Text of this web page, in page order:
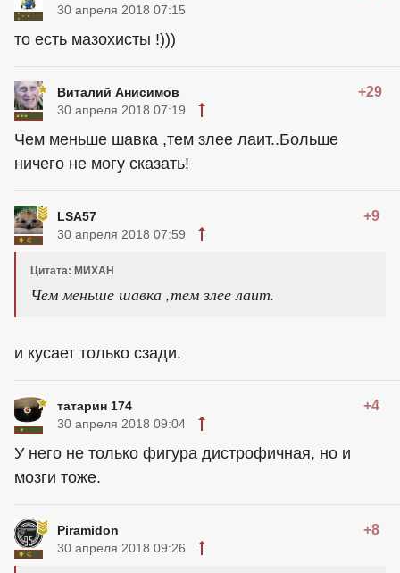
30 апреля 2018 07:15
то есть мазохисты !)))
Виталий Анисимов +29
30 апреля 2018 07:19
Чем меньше шавка ,тем злее лаит..Больше
ничего не могу сказать!
LSA57 +9
30 апреля 2018 07:59
Цитата: МИХАН
Чем меньше шавка ,тем злее лаит.
и кусает только сзади.
татарин 174 +4
30 апреля 2018 09:04
У него не только фигура дистрофичная, но и
мозги тоже.
Piramidon +8
30 апреля 2018 09:26